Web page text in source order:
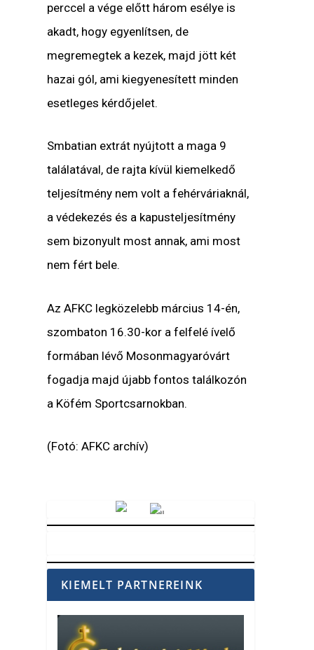
perccel a vége előtt három esélye is
akadt, hogy egyenlítsen, de
megremegtek a kezek, majd jött két
hazai gól, ami kiegyenesített minden
esetleges kérdőjelet.
Smbatian extrát nyújtott a maga 9
találatával, de rajta kívül kiemelkedő
teljesítmény nem volt a fehérváriaknál,
a védekezés és a kapusteljesítmény
sem bizonyult most annak, ami most
nem fért bele.
Az AFKC legközelebb március 14-én,
szombaton 16.30-kor a felfelé ívelő
formában lévő Mosonmagyaróvárt
fogadja majd újabb fontos találkozón
a Köfém Sportcsarnokban.
(Fotó: AFKC archív)
KIEMELT PARTNEREINK